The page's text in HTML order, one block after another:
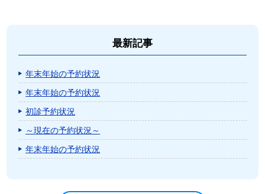
最新記事
年末年始の予約状況
年末年始の予約状況
初診予約状況
～現在の予約状況～
年末年始の予約状況